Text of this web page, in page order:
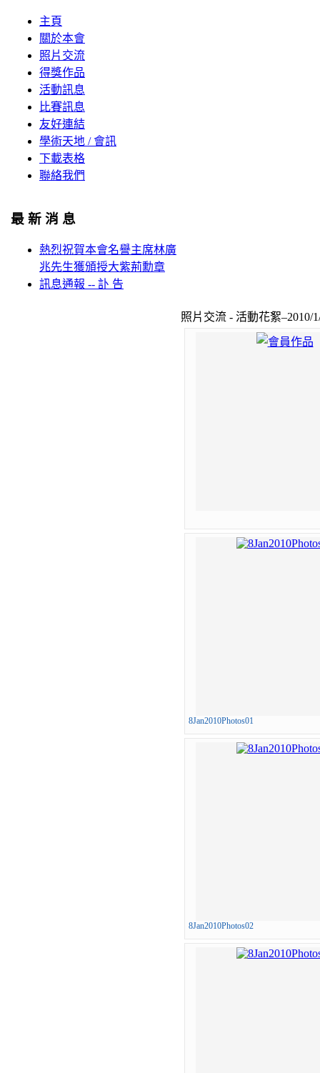
主頁
關於本會
照片交流
得獎作品
活動訊息
比賽訊息
友好連結
學術天地 / 會訊
下載表格
聯絡我們
最 新 消 息
熱烈祝賀本會名譽主席林廣
兆先生獲頒授大紫荊勳章
訊息通報 -- 訃 告
照片交流 - 活動花絮–2010/
8Jan2010Photos01
8Jan2010Photos02